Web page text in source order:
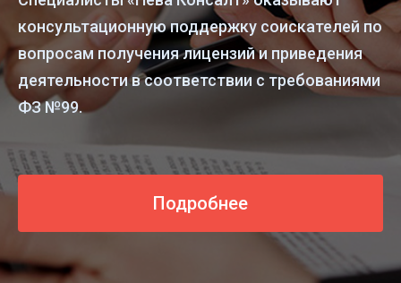
консультационную поддержку соискателей по
вопросам получения лицензий и приведения
деятельности в соответствии с требованиями
ФЗ №99.
Подробнее